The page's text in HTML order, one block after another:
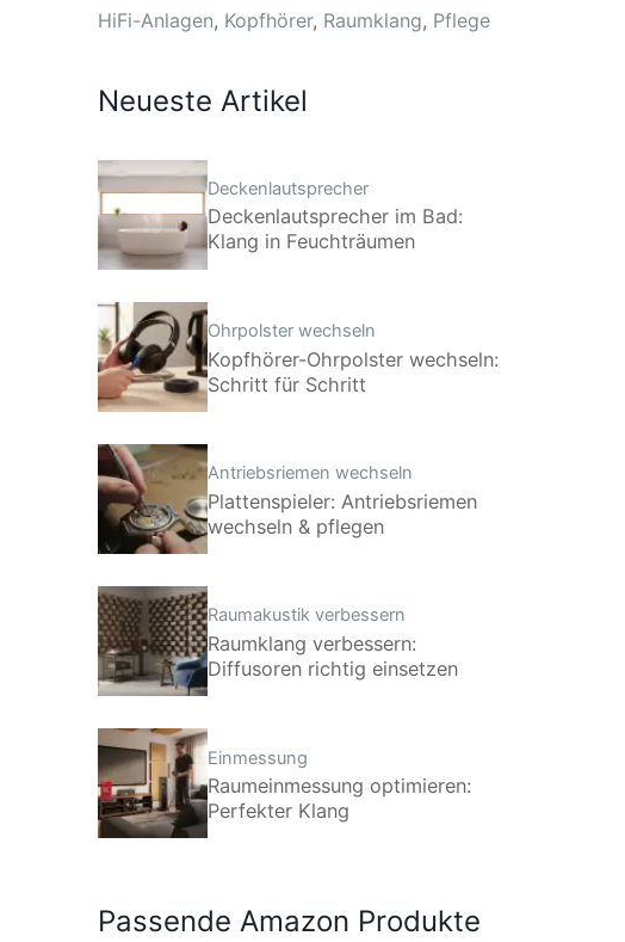
HiFi-Anlagen Kopfhörer Raumklang Pflege
Neueste Artikel
Deckenlautsprecher
Deckenlautsprecher im Bad:
Klang in Feuchträumen
Ohrpolster wechseln
Kopfhörer-Ohrpolster wechseln:
Schritt für Schritt
Antriebsriemen wechseln
Plattenspieler: Antriebsriemen
wechseln & pflegen
Raumakustik verbessern
Raumklang verbessern:
Diffusoren richtig einsetzen
Einmessung
Raumeinmessung optimieren:
Perfekter Klang
Passende Amazon Produkte